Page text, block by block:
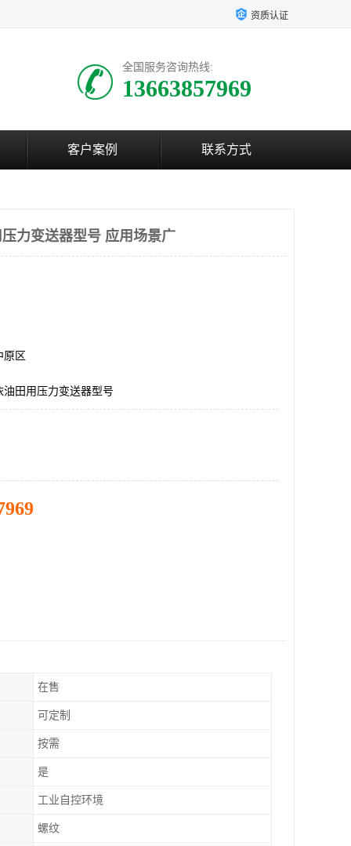
资质认证
全国服务咨询热线:
13663857969
客户案例 联系方式
力变送器型号 应用场景广
原区
油田用压力变送器型号
在售
可定制
按需
是
工业自控环境
螺纹